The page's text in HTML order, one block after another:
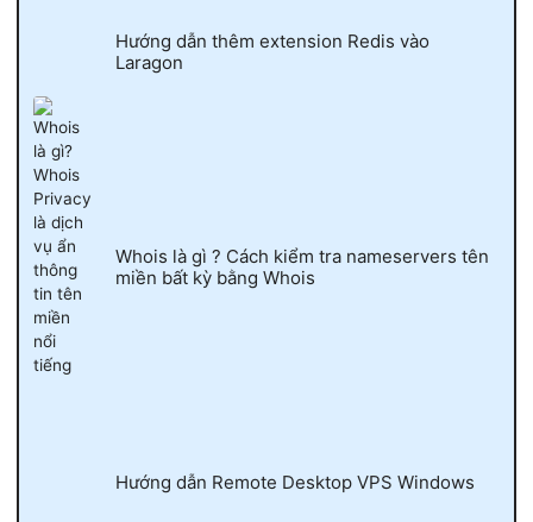
Hướng dẫn thêm extension Redis vào
Laragon
Whois là gì ? Cách kiểm tra nameservers tên
miền bất kỳ bằng Whois
Hướng dẫn Remote Desktop VPS Windows